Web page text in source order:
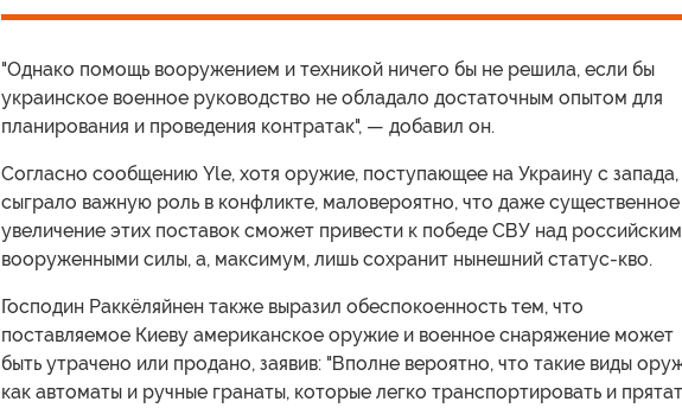
"Однако помощь вооружением и техникой ничего бы не решила, если бы
украинское военное руководство не обладало достаточным опытом для
планирования и проведения контратак", — добавил он.
Согласно сообщению Yle, хотя оружие, поступающее на Украину с запада,
сыграло важную роль в конфликте, маловероятно, что даже существенное
увеличение этих поставок сможет привести к победе СВУ над
вооруженными силы, а, максимум, лишь сохранит нынешний статус-кво.
Господин Раккёляйнен также выразил обеспокоенность тем, что
поставляемое Киеву американское оружие и военное снаряжение может
быть утрачено или продано, заявив: "Вполне вероятно, что такие виды
как автоматы и ручные гранаты, которые легко транспортировать и